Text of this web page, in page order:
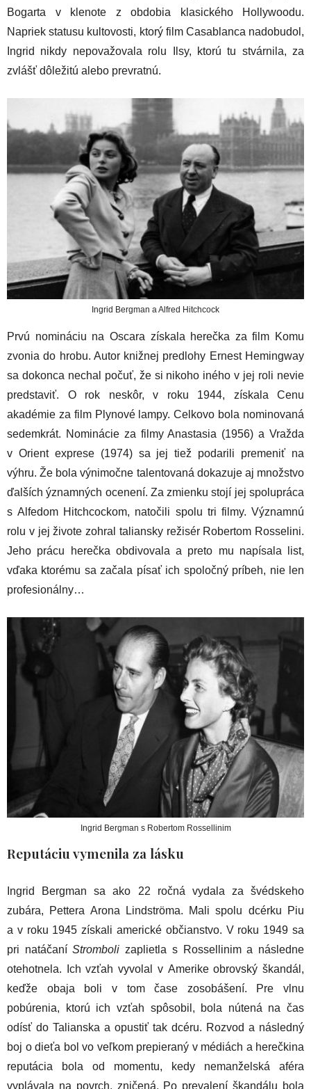
Bogarta v klenote z obdobia klasického Hollywoodu.
Napriek statusu kultovosti, ktorý film Casablanca nadobudol,
Ingrid nikdy nepovažovala rolu Ilsy, ktorú tu stvárnila, za
zvlášť dôležitú alebo prevratnú.
Ingrid Bergman a Alfred Hitchcock
Prvú nomináciu na Oscara získala herečka za film Komu
zvonia do hrobu. Autor knižnej predlohy Ernest Hemingway
sa dokonca nechal počuť, že si nikoho iného v jej roli nevie
predstaviť. O rok neskôr, v roku 1944, získala Cenu
akadémie za film Plynové lampy. Celkovo bola nominovaná
sedemkrát. Nominácie za filmy Anastasia (1956) a Vražda
v Orient exprese (1974) sa jej tiež podarili premeniť na
výhru. Že bola výnimočne talentovaná dokazuje aj množstvo
ďalších ýznamných ocenení. Za zmienku stojí jej spolupráca
s Alfedom Hitchcockom, natočili spolu tri filmy. Významnú
rolu v jej živote zohral taliansky režisér Robertom Rosselini.
Jeho prácu herečka obdivovala a preto mu napísala list,
vďaka ktorému sa začala písať ich spoločný príbeh, nie len
profesionálny…
Ingrid Bergman s Robertom Rossellinim
Reputáciu vymenila za lásku
Ingrid Bergman sa ako 22 ročná vydala za švédskeho
zubára, Pettera Arona Lindströma. Mali spolu dcérku Piu
a v roku 1945 získali americké občianstvo. V roku 1949 sa
pri natáčaníStromboli zaplietla s Rossellinim a následne
otehotnela. Ich vzťah vyvolal v Amerike obrovský škandál,
keďže obaja boli v tom čase zosobášení. Pre vlnu
pobúrenia, ktorú ich vzťah spôsobil, bola nútená na čas
odísť do Talianska a opustiť tak dcéru. Rozvod a následný
boj o dieťa bol vo veľkom prepieraný v médiách a herečkina
reputácia bola od momentu, kedy nemanželská aféra
vyplávala na povrch, zničená. Po prevalení škandálu bola